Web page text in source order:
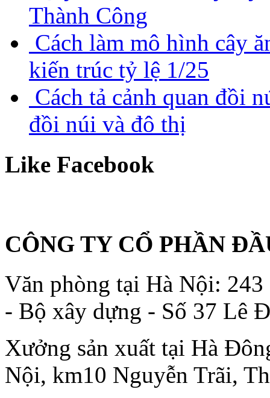
Thành Công
Cách làm mô hình cây
kiến trúc tỷ lệ 1/25
Cách tả cảnh quan đồi
đồi núi và đô thị
Like Facebook
CÔNG TY CỔ PHẦN
Văn phòng tại Hà Nội:
- Bộ xây dựng - Số 37 Lê
Xưởng sản xuất tại Hà
Nội, km10 Nguyễn Trãi,